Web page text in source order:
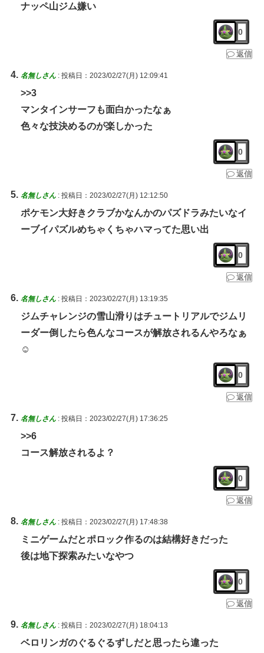
ナッペ山ジム嫌い
0
返信
名無しさん : 投稿日：2023/02/27(月) 12:09:41
>>3
マンタインサーフも面白かったなぁ
色々な技決めるのが楽しかった
0
返信
名無しさん : 投稿日：2023/02/27(月) 12:12:50
ポケモン大好きクラブかなんかのパズドラみたいなイ
ーブイパズルめちゃくちゃハマってた思い出
0
返信
名無しさん : 投稿日：2023/02/27(月) 13:19:35
ジムチャレンジの雪山滑りはチュートリアルでジムリ
ーダー倒したら色んなコースが解放されるんやろなぁ
☺️
0
返信
名無しさん : 投稿日：2023/02/27(月) 17:36:25
>>6
コース解放されるよ？
0
返信
名無しさん : 投稿日：2023/02/27(月) 17:48:38
ミニゲームだとポロック作るのは結構好きだった
後は地下探索みたいなやつ
0
返信
名無しさん : 投稿日：2023/02/27(月) 18:04:13
ベロリンガのぐるぐるずしだと思ったら違った